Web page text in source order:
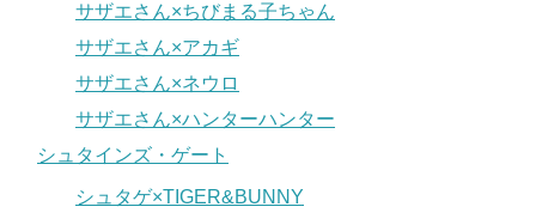
サザエさん×ちびまる子ちゃん
サザエさん×アカギ
サザエさん×ネウロ
サザエさん×ハンターハンター
シュタインズ・ゲート
シュタゲ×TIGER&BUNNY